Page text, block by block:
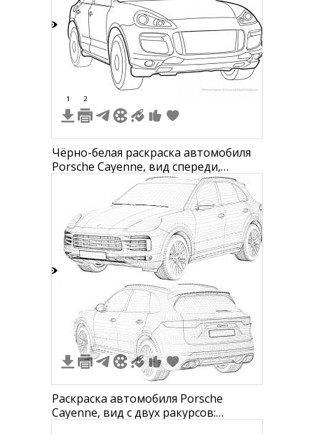
1 2
Чёрно-белая раскраска автомобиля
Porsche Cayenne, вид спереди,
элементы: колёса, передние фары,
дверцы, боковые зеркала, капот.
Раскраска автомобиля Porsche
Cayenne, вид с двух ракурсов: